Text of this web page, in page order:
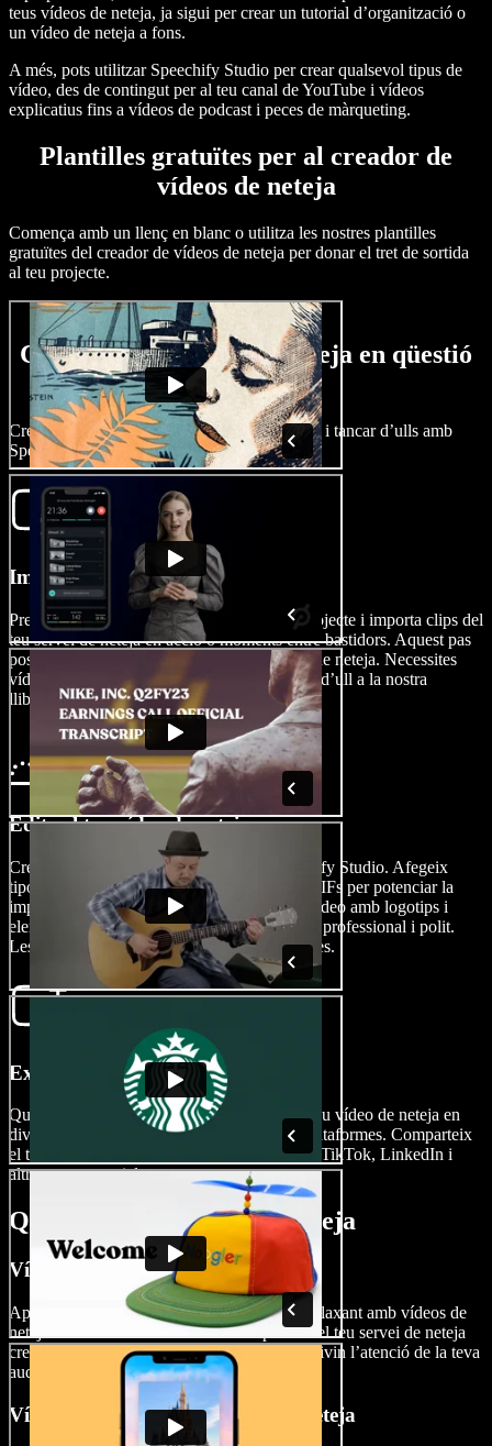
teus vídeos de neteja, ja sigui per crear un tutorial d’organització o
un vídeo de neteja a fons.
A més, pots utilitzar Speechify Studio per crear qualsevol tipus de
vídeo, des de contingut per al teu canal de YouTube i vídeos
explicatius fins a vídeos de podcast i peces de màrqueting.
Plantilles gratuïtes per al creador de
vídeos de neteja
Comença amb un llenç en blanc o utilitza les nostres plantilles
gratuïtes del creador de vídeos de neteja per donar el tret de sortida
al teu projecte.
Com crear un vídeo de neteja en qüestió
de minuts
Crea vídeos de neteja captivadors en un obrir i tancar d’ulls amb
Speechify Studio.
Importa el teu vídeo
Prem Imatges/Vídeos per començar el teu projecte i importa clips del
teu servei de neteja en acció o moments entre bastidors. Aquest pas
posa les bases de la producció del teu vídeo de neteja. Necessites
vídeos d’arxiu? Cap problema. Dona un cop d’ull a la nostra
llibreria.
Edita el teu vídeo de neteja
Crea un vídeo de neteja atractiu amb Speechify Studio. Afegeix
tipografies, transicions, subtítols, narració i GIFs per potenciar la
implicació. També pots personalitzar el teu vídeo amb logotips i
elements de marca per aconseguir un aspecte professional i polit.
Les possibilitats d’edició de vídeo són infinites.
Exporta el teu vídeo de neteja
Quan acabis la teva obra mestra, exporta el teu vídeo de neteja en
diversos formats per adaptar-lo a diferents plataformes. Comparteix
el teu contingut sense problemes a YouTube, TikTok, LinkedIn i
altres xarxes socials.
Quan utilitzar vídeos de neteja
Vídeos de neteja relaxants
Aprofita la tendència creixent de contingut relaxant amb vídeos de
neteja relaxants. Mostra el costat terapèutic del teu servei de neteja
creant vídeos visualment agradables que captivin l’atenció de la teva
audiència i generin un ambient tranquil.
Vídeos inspiradors de rutines de neteja